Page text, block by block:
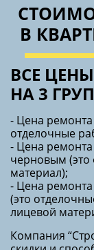
В
ВСЕ
НА 3
- Цена
отделочные
- Цена
черновым (это
материал);
- Цена
(это
лицевой
Компания